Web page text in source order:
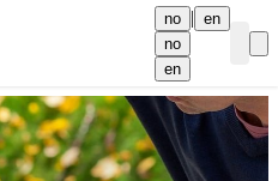
no | en
no
en